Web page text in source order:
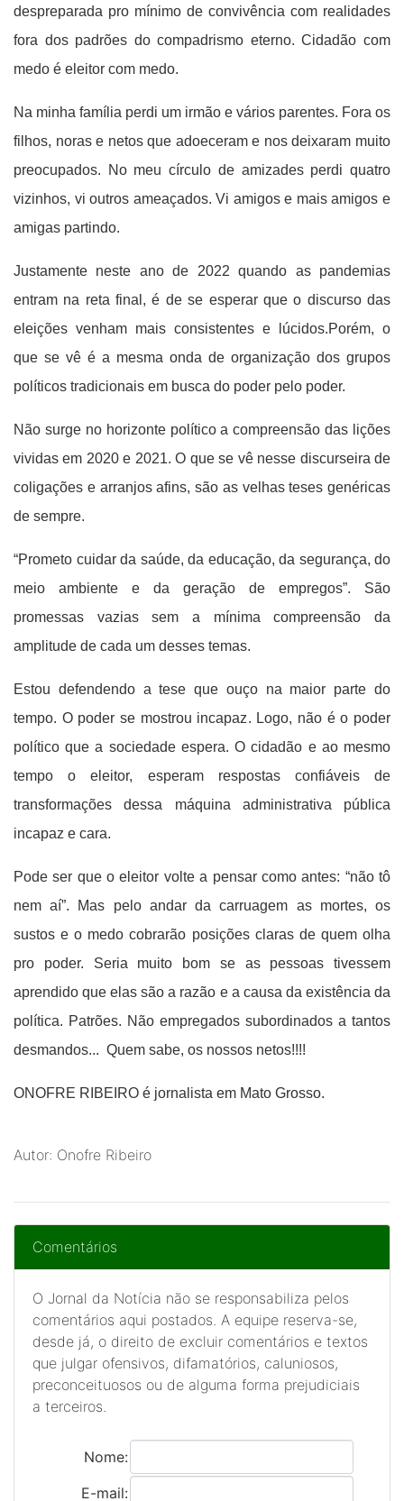
despreparada pro mínimo de convivência com realidades
fora dos padrões do compadrismo eterno. Cidadão com
medo é eleitor com medo.
Na minha família perdi um irmão e vários parentes. Fora os
filhos, noras e netos que adoeceram e nos deixaram muito
preocupados. No meu círculo de amizades perdi quatro
vizinhos, vi outros ameaçados. Vi amigos e mais amigos e
amigas partindo.
Justamente neste ano de 2022 quando as pandemias
entram na reta final, é de se esperar que o discurso das
eleições venham mais consistentes e lúcidos.Porém, o
que se vê é a mesma onda de organização dos grupos
políticos tradicionais em busca do poder pelo poder.
Não surge no horizonte político a compreensão das lições
vividas em 2020 e 2021. O que se vê nesse discurseira de
coligações e arranjos afins, são as velhas teses genéricas
de sempre.
“Prometo cuidar da saúde, da educação, da segurança, do
meio ambiente e da geração de empregos”. São
promessas vazias sem a mínima compreensão da
amplitude de cada um desses temas.
Estou defendendo a tese que ouço na maior parte do
tempo. O poder se mostrou incapaz. Logo, não é o poder
político que a sociedade espera. O cidadão e ao mesmo
tempo o eleitor, esperam respostas confiáveis de
transformações dessa máquina administrativa pública
incapaz e cara.
Pode ser que o eleitor volte a pensar como antes: “não tô
nem aí”. Mas pelo andar da carruagem as mortes, os
sustos e o medo cobrarão posições claras de quem olha
pro poder. Seria muito bom se as pessoas tivessem
aprendido que elas são a razão e a causa da existência da
política. Patrões. Não empregados subordinados a tantos
desmandos... Quem sabe, os nossos netos!!!!
ONOFRE RIBEIRO é jornalista em Mato Grosso.
Autor: Onofre Ribeiro
Comentários
O Jornal da Notícia não se responsabiliza pelos
comentários aqui postados. A equipe reserva-se,
desde já, o direito de excluir comentários e textos
que julgar ofensivos, difamatórios, caluniosos,
preconceituosos ou de alguma forma prejudiciais
a terceiros.
Nome:
E-mail: